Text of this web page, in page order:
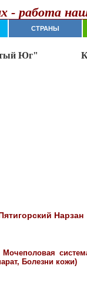
- работа
СТРАНЫ
Нарзан
Болезни кожи)